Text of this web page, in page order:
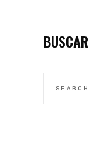
BUSCAR